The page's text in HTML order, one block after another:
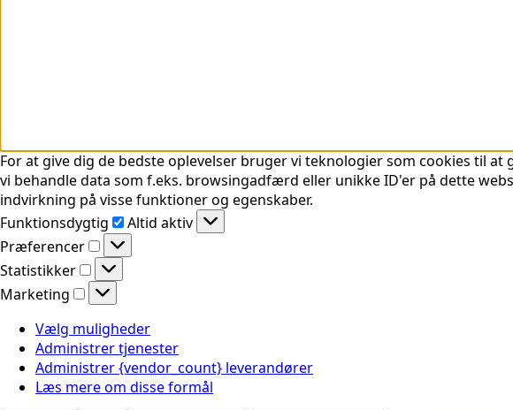
For at give dig de bedste oplevelser bruger vi teknologier som cookies til
vi behandle data som f.eks. browsingadfærd eller unikke ID'er på dette
indvirkning på visse funktioner og egenskaber.
Funktionsdygtig
Funktionsdygtig
Altid aktiv
Præferencer
Præferencer
Statistikker
Statistikker
Marketing
Marketing
Vælg muligheder
Administrer tjenester
Administrer {vendor_count} leverandører
Læs mere om disse formål